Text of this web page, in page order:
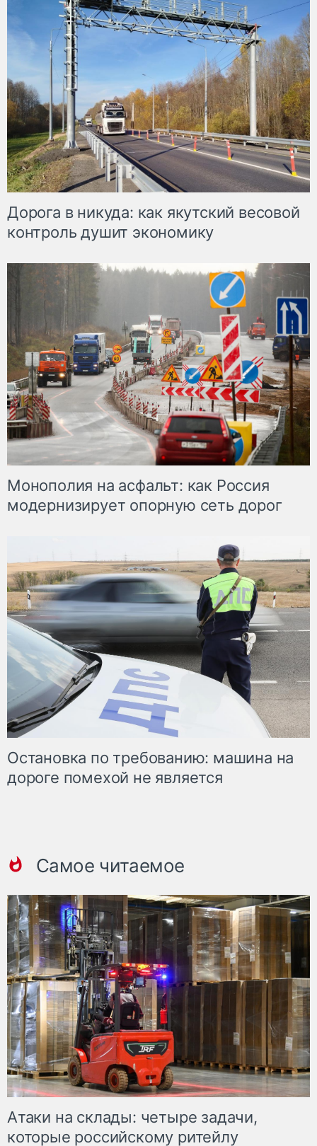
Дорога в никуда: как якутский весовой
контроль душит экономику
Монополия на асфальт: как Россия
модернизирует опорную сеть дорог
Остановка по требованию: машина на
дороге помехой не является
Самое читаемое
Атаки на склады: четыре задачи,
которые российскому ритейлу